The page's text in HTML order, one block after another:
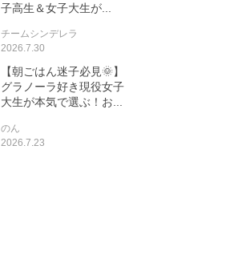
子高生＆女子大生が...
チームシンデレラ
2026.7.30
【朝ごはん迷子必見🌞】
グラノーラ好き現役女子
大生が本気で選ぶ！お...
のん
2026.7.23